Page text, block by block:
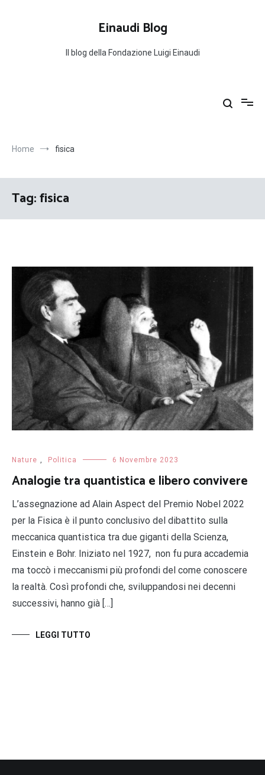
Einaudi Blog
Il blog della Fondazione Luigi Einaudi
Home fisica
Tag:fisica
Nature , Politica 6 Novembre 2023
Analogie tra quantistica e libero convivere
L’assegnazione ad Alain Aspect del Premio Nobel 2022
per la Fisica è il punto conclusivo del dibattito sulla
meccanica quantistica tra due giganti della Scienza,
Einstein e Bohr. Iniziato nel 1927, non fu pura accademia
ma toccò i meccanismi più profondi del come conoscere
la realtà. Così profondi che, sviluppandosi nei decenni
successivi, hanno già […]
LEGGI TUTTO